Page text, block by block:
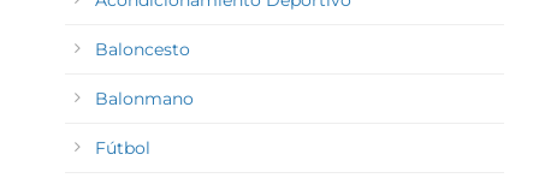
Baloncesto
Balonmano
Fútbol